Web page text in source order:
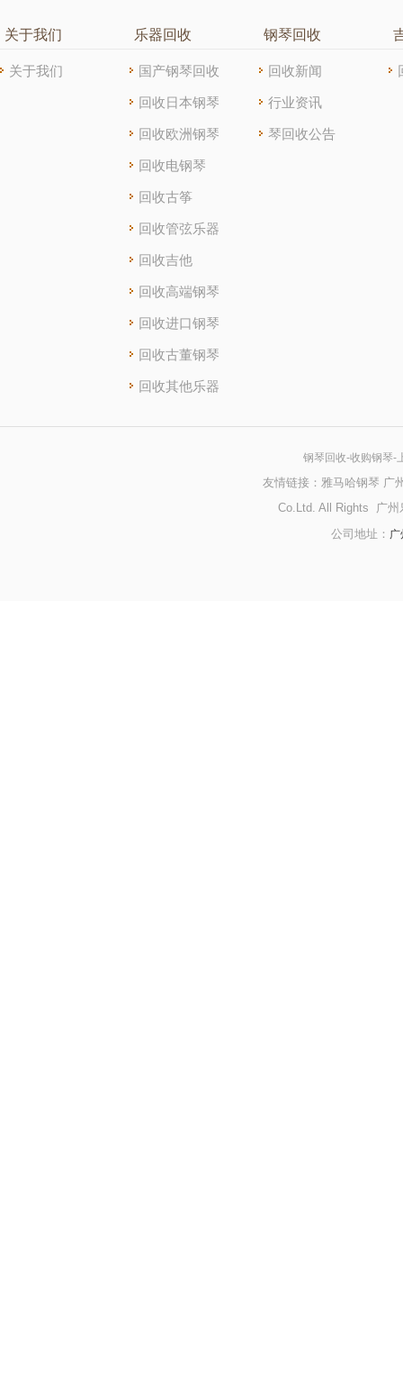
关于我们
关于我们
乐器回收
国产钢琴回收
回收日本钢琴
回收欧洲钢琴
回收电钢琴
回收古筝
回收管弦乐器
回收吉他
回收高端钢琴
回收进口钢琴
回收古董钢琴
回收其他乐器
钢琴回收
回收新闻
行业资讯
琴回收公告
钢琴回收-收购钢琴-
友情链接： 雅马哈钢琴 广
Co.Ltd. All Rights 广州
公司地址：